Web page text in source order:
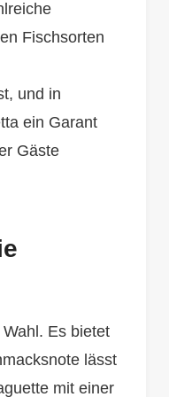
Fischsorten
und in
ein Garant
Gäste
Es bietet
lässt
mit einer